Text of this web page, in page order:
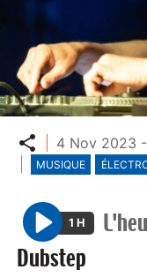
Partager
4 Nov 2023
MUSIQUE
P
l
1 H
Dubstep